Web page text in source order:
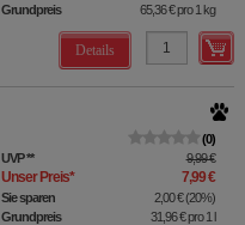
Grundpreis
65,36 €pro 1 kg
Details
0
UVP** 9,99 €
Unser Preis* 7,99 €
Sie sparen 2,00 €(20%)
Grundpreis
31,96 €pro 1 l